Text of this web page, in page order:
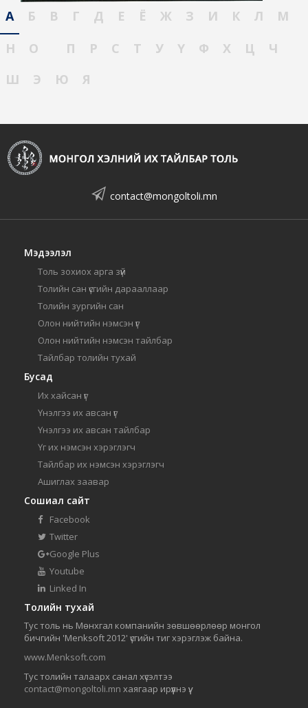
А Б В Г Д Е Ё Ж З И К Л
М
Н
О П Р С Т У Ү Ф Х Ц
Ч
Ш
Э Ю Я
contact@mongoltoli.mn
Мэдээлэл
Толь зохиох арга зүй
Толийн сан үсгийн дарааллаар
Толийн зургийн сан
Олон нийтийн нэмсэн үг
Олон нийтийн нэмсэн тайлбар
Тайлбар толийн тухай
Бусад
Их хайсан үг
Үнэлгээ их авсан үг
Үнэлгээ их авсан тайлбар
Үг их нэмсэн хэрэглэгч
Тайлбар их нэмсэн хэрэглэгч
Ашиглах заавар
Сошиал сайт
Facebook
Twitter
Google Plus
Youtube
Linked In
Толийн тухай
Тус толь нь Мөнхгал компанийн зөвшөөрлөөр монгол
бичгийн 'Menksoft 2012' үсгийн тиг хэрэглэж байна.
www.Menksoft.com
Тус толийн талаарх санал хүсэлтээ
contact@mongoltoli.mn хаягаар ирүүлнэ үү.